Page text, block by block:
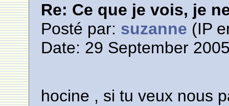
Re: Ce que je vois, je
Posté par: suzanne (IP
Date: 29 September
hocine , si tu veux nous